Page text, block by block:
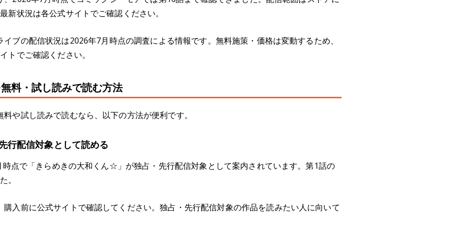
新状況は各公式サイトでご確認ください。
ブの配信状況は2026年7月時点の調査による情報です。無料施策・価格は変動するため、
トでご確認ください。
料・試し読みで読む方法
や試し読みで読むなら、以下の方法が便利です。
行配信対象として読める
点で「きらめきの大和くん☆」が独占・先行配信対象として案内されています。第1話の
。
入前に公式サイトで確認してください。独占・先行配信対象の作品を読みたい人に向いて